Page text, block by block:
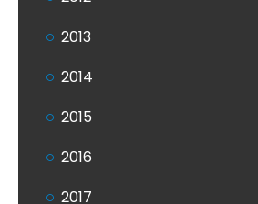
2013
2014
2015
2016
2017